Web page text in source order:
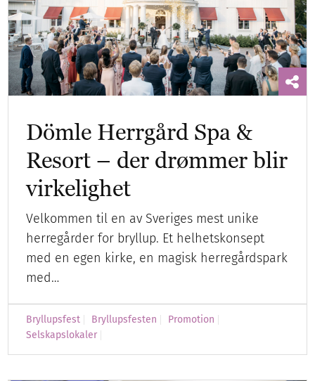
Dömle Herrgård Spa &
Resort – der drømmer blir
virkelighet
Velkommen til en av Sveriges mest unike
herregårder for bryllup. Et helhetskonsept
med en egen kirke, en magisk herregårdspark
med…
Bryllupsfest Bryllupsfesten
Promotion
Selskapslokaler